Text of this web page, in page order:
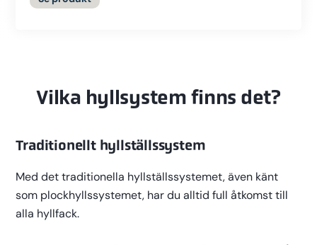
Vilka hyllsystem finns det?
Traditionellt hyllställssystem
Med det traditionella hyllställssystemet, även känt
som plockhyllssystemet, har du alltid full åtkomst till
alla hyllfack.